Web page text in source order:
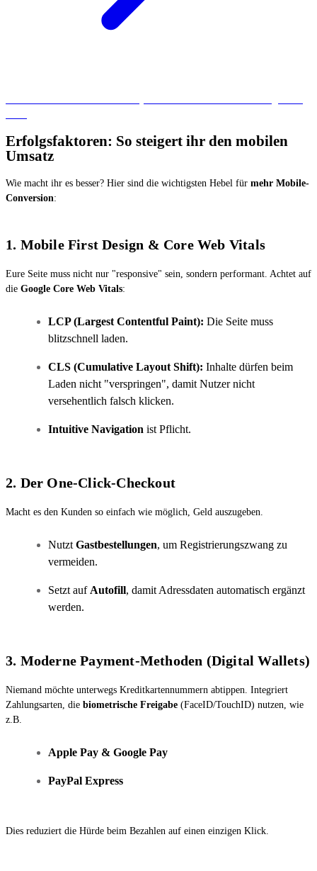
Erfolgsfaktoren: So steigert ihr den mobilen
Umsatz
Wie macht ihr es besser? Hier sind die wichtigsten Hebel für mehr Mobile-
Conversion:
1. Mobile First Design & Core Web Vitals
Eure Seite muss nicht nur "responsive" sein, sondern performant. Achtet auf
die Google Core Web Vitals:
LCP (Largest Contentful Paint): Die Seite muss
blitzschnell laden.
CLS (Cumulative Layout Shift): Inhalte dürfen beim
Laden nicht "verspringen", damit Nutzer nicht
versehentlich falsch klicken.
Intuitive Navigation ist Pflicht.
2. Der One-Click-Checkout
Macht es den Kunden so einfach wie möglich, Geld auszugeben.
NutztGastbestellungen, um Registrierungszwang zu
vermeiden.
Setzt aufAutofill, damit Adressdaten automatisch ergänzt
werden.
3. Moderne Payment-Methoden (Digital Wallets)
Niemand möchte unterwegs Kreditkartennummern abtippen. Integriert
Zahlungsarten, die biometrische Freigabe (FaceID/TouchID) nutzen, wie
z.B.
Apple Pay & Google Pay
PayPal Express
Dies reduziert die Hürde beim Bezahlen auf einen einzigen Klick.